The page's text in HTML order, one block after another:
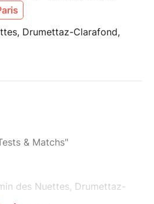
Drumettaz-Clarafond,
& Matchs"
des Nuettes, Drumettaz-